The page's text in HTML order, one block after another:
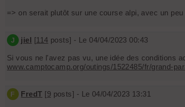
=> on serait plutôt sur une course alpi, avec un
J jiel [114 posts] - Le 04/04/2023 00:43
Si vous ne l'avez pas vu, une idée des conditions
www.camptocamp.org/outings/1522485/fr/grand-
F FredT [9 posts] - Le 04/04/2023 13:31